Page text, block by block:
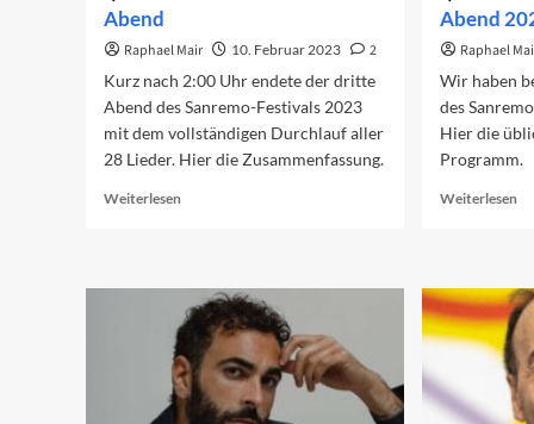
Abend
Raphael Mair 10. Februar 2023
2
Kurz nach 2:00 Uhr endete der dritte
Abend des Sanremo-Festivals 2023
mit dem vollständigen Durchlauf aller
28 Lieder. Hier die Zusammenfassung.
Weiterlesen
2023:
Der
dritte
Abend
Abend
Raphael
Wir haben
des
Hier die
Programm.
Weiterlesen
den